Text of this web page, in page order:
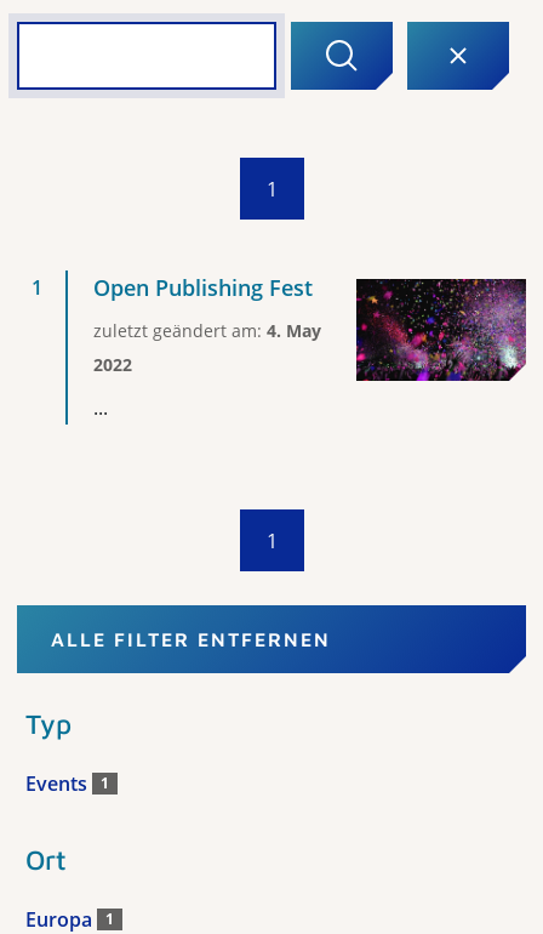
1
Open Publishing Fest
zuletzt geändert am: 4. May
2022
...
1
ALLE FILTER ENTFERNEN
Typ
Events 1
Ort
Europa 1